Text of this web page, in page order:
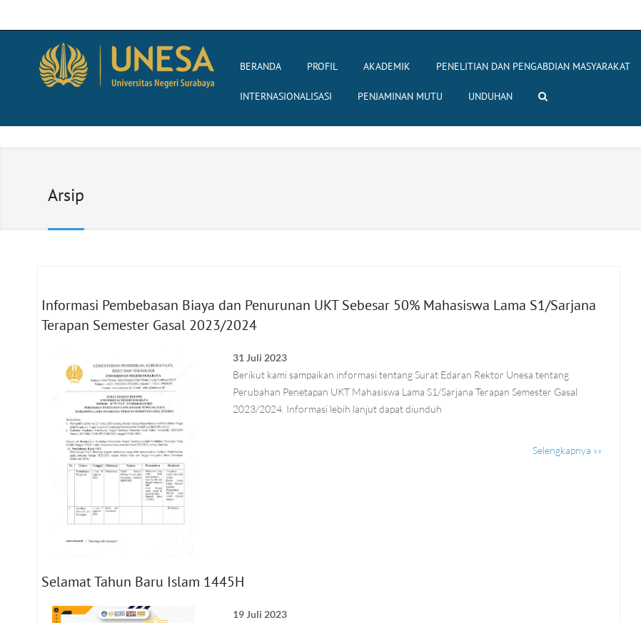
BERANDA PROFIL AKADEMIK PENELITIAN DAN PENGABDIAN MASYARAKAT
INTERNASIONALISASI PENJAMINAN MUTU UNDUHAN
Arsip
Informasi Pembebasan Biaya dan Penurunan UKT Sebesar 50% Mahasiswa Lama S1/Sarjana
Terapan Semester Gasal 2023/2024
31 Juli 2023
Berikut kami sampaikan informasi tentang Surat Edaran Rektor Unesa tentang
Perubahan Penetapan UKT Mahasiswa Lama S1/Sarjana Terapan Semester Gasal
2023/2024. Informasi lebih lanjut dapat diunduh
Selengkapnya »»
Selamat Tahun Baru Islam 1445H
19 Juli 2023